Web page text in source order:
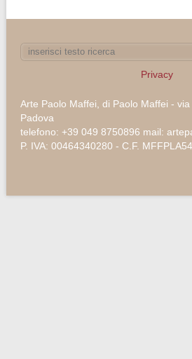
Privacy
Arte Paolo Maffei, di Paolo Maffei -
Padova
telefono: +39 049 8750896 mail:
P. IVA: 00464340280 - C.F.